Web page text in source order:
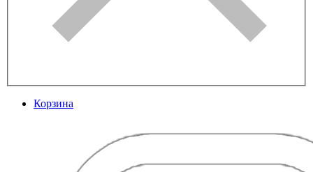
Корзина